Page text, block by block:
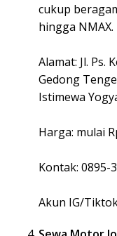
cukup
hingga NMAX.
Alamat: Jl. Ps.
Gedong
Istimewa
Harga: mulai
Kontak: 0895-
Akun IG/